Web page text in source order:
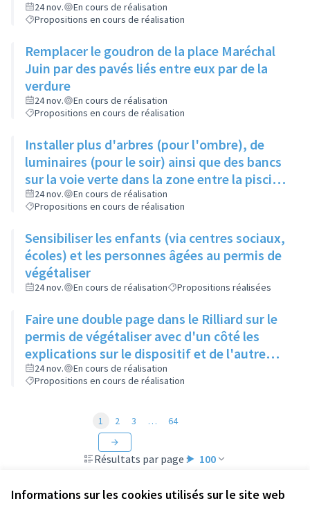
Informations sur les cookies utilisés sur le site web
pour stimuler la biodiversité sur la place du
Château à la Roue
24 nov.
En cours de réalisation
Propositions en cours de réalisation
Remplacer le goudron de la place Maréchal
Juin par des pavés liés entre eux par de la
verdure
24 nov.
En cours de réalisation
Propositions en cours de réalisation
Installer plus d'arbres (pour l'ombre), de
luminaires (pour le soir) ainsi que des bancs
sur la voie verte dans la zone entre la piscine
et la rue de l'Industrie
24 nov.
En cours de réalisation
Propositions en cours de réalisation
Sensibiliser les enfants (via centres sociaux,
écoles) et les personnes âgées au permis de
végétaliser
24 nov. En cours de réalisation Propositions réalisées
Faire une double page dans le Rilliard sur le
permis de végétaliser avec d'un côté les
explications sur le dispositif et de l'autre
côté des exemples concrets de lieux à
investir
24 nov.
En cours de réalisation
Propositions en cours de réalisation
Résultats par page : 100
1 2 3 … 64